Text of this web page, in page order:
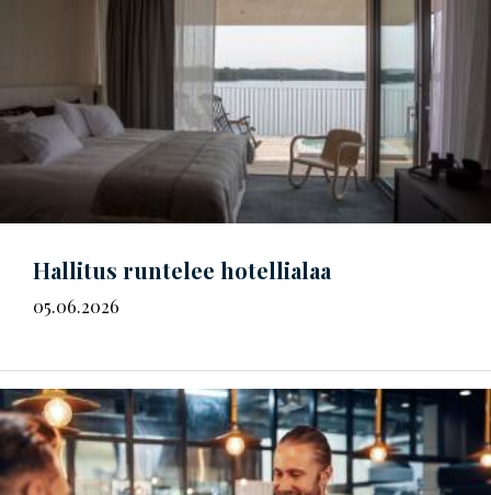
Hallitus runtelee hotellialaa
05.06.2026